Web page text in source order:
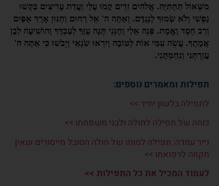
מִשְּׁאוֹל תַּחְתִּיָּה. אֱלֹהִים זֵדִים קָמוּ עָלַי וַעֲדַת עָרִיצִים בִּקְשׁוּ
נַפְשִׁי וְלֹא שָׂמוּךָ לְנֶגְדָּם. וְאַתָּה ה' אֵל רַחוּם וְחַנּוּן אֶרֶךְ אַפַּיִם
וְרַב חֶסֶד וֶאֱמֶת. פְּנֵה אֵלַי וְחָנֵּנִי תְּנָה עֻזְּךָ לְעַבְדֶּךָ וְהוֹשִׁיעָה לְבֶן
אֲמָתֶךָ. עֲשֵׂה עִמִּי אוֹת לְטוֹבָה וְיִרְאוּ שֹׂנְאַי וְיֵבֹשׁוּ כִּי אַתָּה ה'
עֲזַרְתַּנִי וְנִחַמְתָּנִי.
תפילות ומאמרים נוספים:
לתפילה בלשון יחיד >>
כוחה של תפילה לחולה ולבני משפחתו >>
נייר עמדה: תפילה למותו של חולה הסובל מייסורים שאין
תקווה לרפואתו >>
לעמוד המכיל את כל התפילות >>